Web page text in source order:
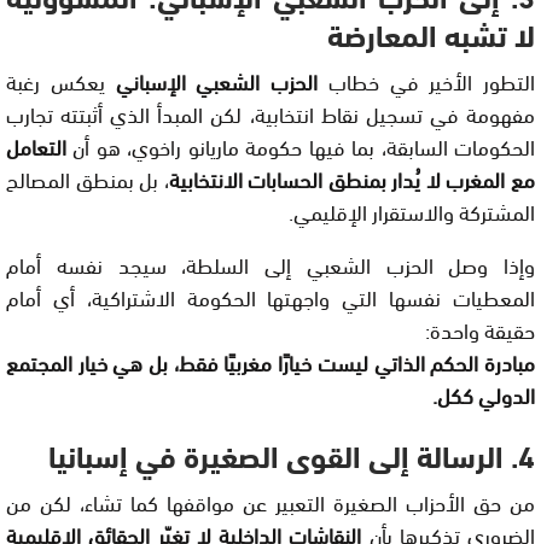
لا تشبه المعارضة
التطور الأخير في خطاب الحزب الشعبي الإسباني يعكس رغبة
مفهومة في تسجيل نقاط انتخابية، لكن المبدأ الذي أثبتته تجارب
الحكومات السابقة، بما فيها حكومة ماريانو راخوي، هو أنالتعامل
مع المغرب لا يُدار بمنطق الحسابات الانتخابية، بل بمنطق المصالح
المشتركة والاستقرار الإقليمي.
وإذا وصل الحزب الشعبي إلى السلطة، سيجد نفسه أمام
المعطيات نفسها التي واجهتها الحكومة الاشتراكية، أي أمام
حقيقة واحدة:
مبادرة الحكم الذاتي ليست خيارًا مغربيًا فقط، بل هي خيار المجتمع
الدولي ككل.
4. الرسالة إلى القوى الصغيرة في إسبانيا
من حق الأحزاب الصغيرة التعبير عن مواقفها كما تشاء، لكن من
الضروري تذكيرها بأن النقاشات الداخلية لا تغيّر الحقائق الإقليمية